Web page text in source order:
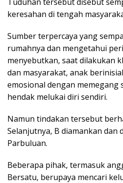
keresahan di tengah
Sumber terpercaya yang
rumahnya dan mengetahui
menyebutkan, saat dilakukan
dan masyarakat, anak
emosional dengan memegang
hendak melukai diri sendiri.
Namun tindakan tersebut
Selanjutnya, B diamankan dan
Parbuluan.
Beberapa pihak, termasuk
Bersatu, berupaya mencari